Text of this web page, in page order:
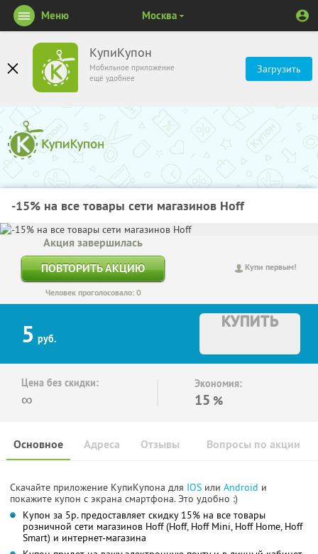
КупиКупон
Мобильное приложение
ещё удобнее
Загрузить
Меню Москва
-15% на все товары сети магазинов Hoff
Купи первым!
Акция завершилась
ПОВТОРИТЬ АКЦИЮ
Человек проголосовало: 0
5 руб.
КУПИТЬ
Цена без скидки:
∞
Экономия:
15 %
Основное Отзывы Вопросы по акции
Адреса
Скачайте приложение КупиКупона для IOS или Android и
покажите купон с экрана смартфона. Это удобно :)
Купон за 5р. предоставляет скидку 15% на все товары
розничной сети магазинов Hoff (Hoff, Hoff Mini, Hoff Home, Hoff
Smart) и интернет-магазина